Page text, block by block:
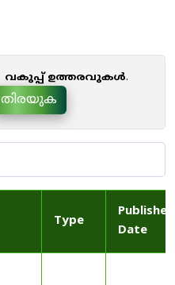
വകുപ്പ് ഉത്തരവുകൾ.
തിരയുക
Type
Published
Date